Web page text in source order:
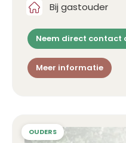
Bij gastouder
Neem direct contact
Meer informatie